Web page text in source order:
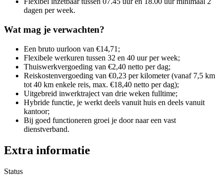
dagen per week.
Wat mag je verwachten?
Een bruto uurloon van €14,71;
Flexibele werkuren tussen 32 en 40 uur per week;
Thuiswerkvergoeding van €2,40 netto per dag;
Reiskostenvergoeding van €0,23 per kilometer (vanaf 7,5 km
tot 40 km enkele reis, max. €18,40 netto per dag);
Uitgebreid inwerktraject van drie weken fulltime;
Hybride functie, je werkt deels vanuit huis en deels vanuit
kantoor;
Bij goed functioneren groei je door naar een vast
dienstverband.
Extra informatie
Status